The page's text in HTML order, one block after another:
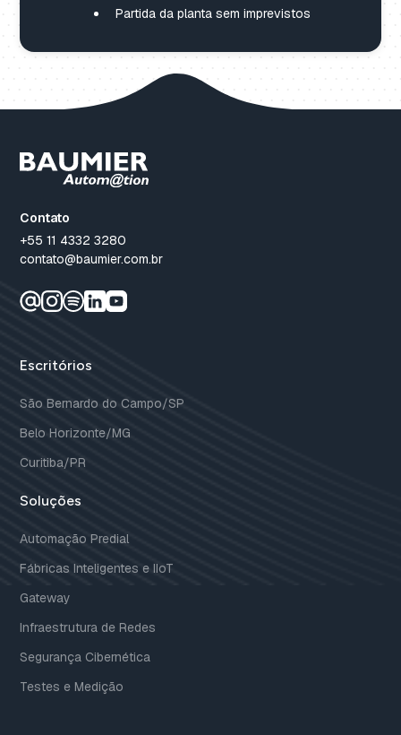
Partida da planta sem imprevistos
Contato
+55 11 4332 3280
contato@baumier.com.br
Escritórios
São Bernardo do Campo/SP
Belo Horizonte/MG
Curitiba/PR
Soluções
Automação Predial
Fábricas Inteligentes e IIoT
Gateway
Infraestrutura de Redes
Segurança Cibernética
Testes e Medição